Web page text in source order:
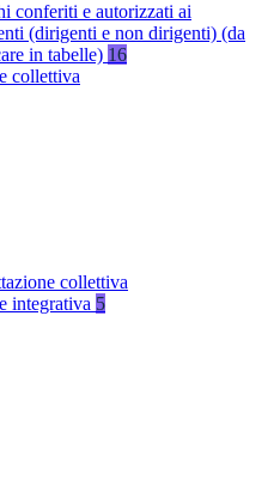
conferiti e autorizzati ai
(dirigenti e non dirigenti) (da
in tabelle) 16
collettiva
collettiva
integrativa 5